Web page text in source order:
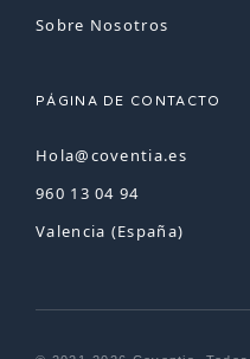
Sobre Nosotros
PÁGINA DE CONTACTO
Hola@coventia.es
960 13 04 94
Valencia (España)